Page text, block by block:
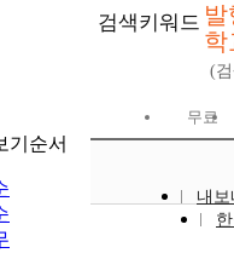
기순서
검색키워드
학
(
무료
내보